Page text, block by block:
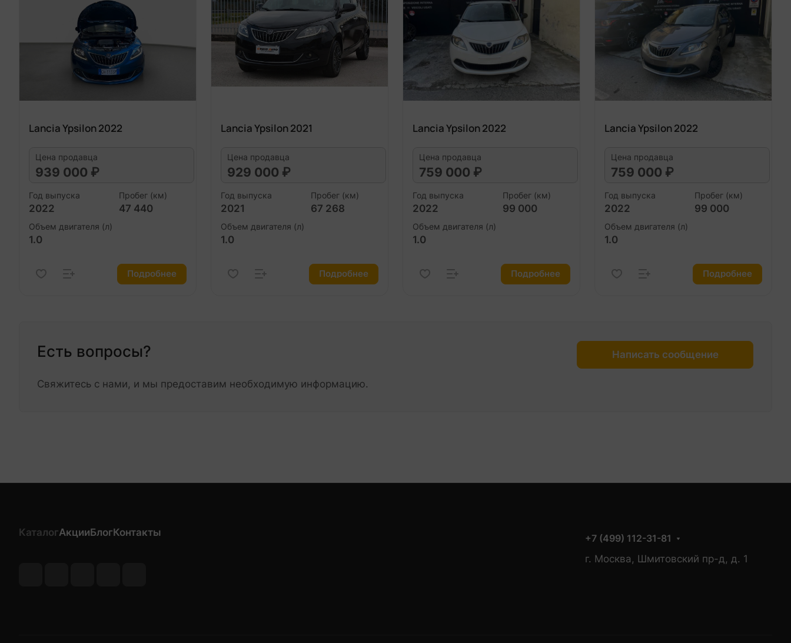
Lancia Ypsilon 2022
Цена продавца
939 000 ₽
Год выпуска
2022
Пробег (км)
47 440
Объем двигателя (л)
1.0
Подробнее
Lancia Ypsilon 2021
Цена продавца
929 000 ₽
Год выпуска
2021
Пробег (км)
67 268
Объем двигателя (л)
1.0
Подробнее
Lancia Ypsilon 2022
Цена продавца
759 000 ₽
Год выпуска
2022
Пробег (км)
99 000
Объем двигателя (л)
1.0
Подробнее
Lancia Ypsilon 2022
Цена продавца
759 000 ₽
Год выпуска
2022
Пробег (км)
99 000
Объем двигателя (л)
1.0
Подробнее
Есть вопросы?
Свяжитесь с нами, и мы предоставим необходимую информацию.
Написать сообщение
КаталогАкцииБлогКонтакты
+7 (499) 112-31-81
г. Москва, Шмитовский пр-д, д. 1